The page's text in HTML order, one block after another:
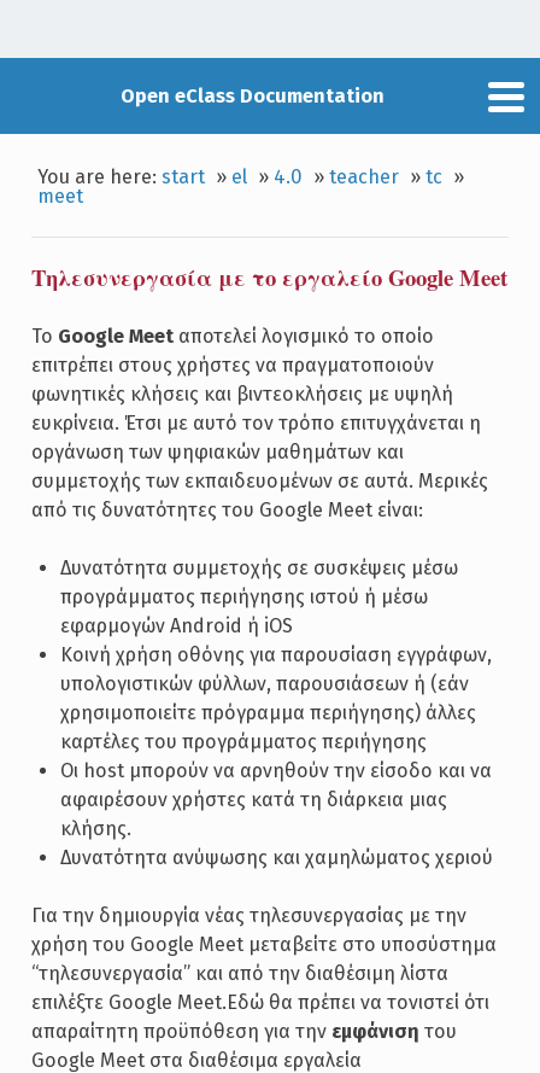
Open eClass Documentation
You are here:start » el » 4.0 »teacher »tc »
meet
Τηλεσυνεργασία με το εργαλείο Google Meet
Το Google Meetαποτελεί λογισμικό το οποίο
επιτρέπει στους χρήστες να πραγματοποιούν
φωνητικές κλήσεις και βιντεοκλήσεις με υψηλή
ευκρίνεια. Έτσι με αυτό τον τρόπο επιτυγχάνεται η
οργάνωση των ψηφιακών μαθημάτων και
συμμετοχής των εκπαιδευομένων σε αυτά. Μερικές
από τις δυνατότητες του Google Meet είναι:
Δυνατότητα συμμετοχής σε συσκέψεις μέσω
προγράμματος περιήγησης ιστού ή μέσω
εφαρμογών Android ή iOS
Κοινή χρήση οθόνης για παρουσίαση εγγράφων,
υπολογιστικών φύλλων, παρουσιάσεων ή (εάν
χρησιμοποιείτε πρόγραμμα περιήγησης) άλλες
καρτέλες του προγράμματος περιήγησης
Οι host μπορούν να αρνηθούν την είσοδο και να
αφαιρέσουν χρήστες κατά τη διάρκεια μιας
κλήσης.
Δυνατότητα ανύψωσης και χαμηλώματος χεριού
Για την δημιουργία νέας τηλεσυνεργασίας με την
χρήση του Google Meet μεταβείτε στο υποσύστημα
“τηλεσυνεργασία” και από την διαθέσιμη λίστα
επιλέξτε Google Meet.Εδώ θα πρέπει να τονιστεί ότι
απαραίτητη προϋπόθεση για την εμφάνιση του
Google Meet στα διαθέσιμα εργαλεία